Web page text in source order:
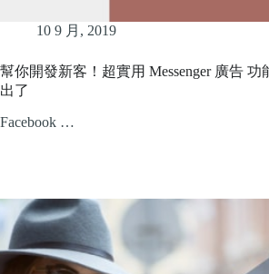
10 9 月, 2019
幫你開發新客！超實用 Messenger 廣告 功
出了
Facebook …